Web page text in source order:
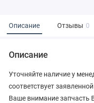
Описание Отзывы 0
Описание
Уточняйте наличие у
соответствует
Ваше внимание запчасть